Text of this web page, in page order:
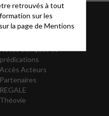
Liens utiles
bibliques et
prédications
Accès Acteurs
Partenaires
REGALE
Théovie
retrouvés à tout
sur les
la page deMentions